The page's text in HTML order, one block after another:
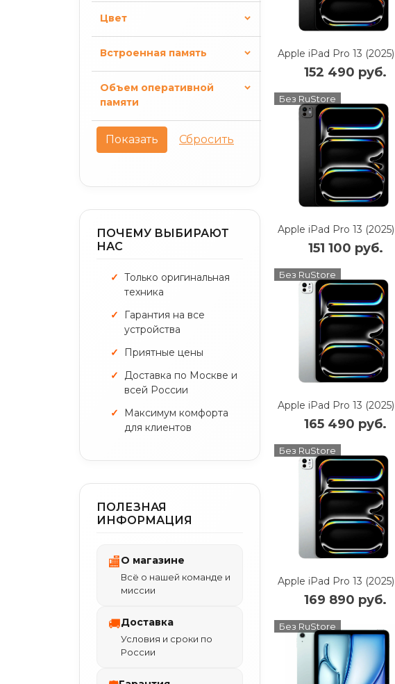
Цвет
Встроенная память
Объем оперативной
памяти
ПОЧЕМУ ВЫБИРАЮТ
НАС
Только оригинальная
техника
Гарантия на все
устройства
Приятные цены
Доставка по Москве и
всей России
Максимум комфорта
для клиентов
ПОЛЕЗНАЯ
ИНФОРМАЦИЯ
🏬О магазине
Всё о нашей команде и
миссии
🚚Доставка
Условия и сроки по
России
152 490 руб.
Без RuStore
151 100 руб.
Без RuStore
165 490 руб.
Без RuStore
169 890 руб.
Без RuStore